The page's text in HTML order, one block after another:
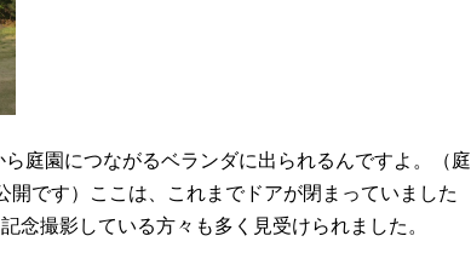
庭園につながるベランダに出られるんですよ。（庭
開です）ここは、これまでドアが閉まっていました
念撮影している方々も多く見受けられました。